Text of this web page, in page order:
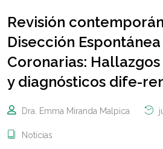
Revisión
Disección
Coronarias:
y diagnósticos dife-
Dra. Emma Miranda Malpica
Noticias